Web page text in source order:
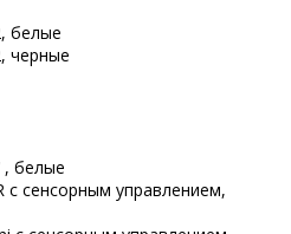
белые
черные
, белые
с сенсорным управлением,